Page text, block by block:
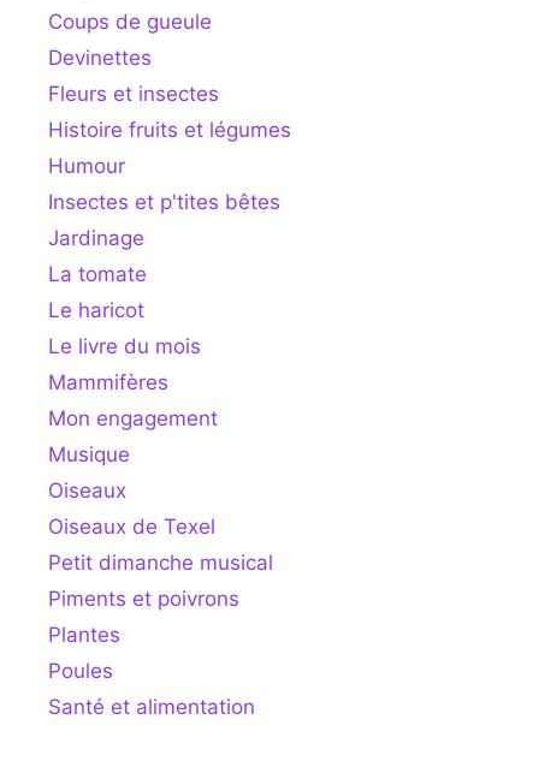
Coups de gueule
Devinettes
Fleurs et insectes
Histoire fruits et légumes
Humour
Insectes et p'tites bêtes
Jardinage
La tomate
Le haricot
Le livre du mois
Mammifères
Mon engagement
Musique
Oiseaux
Oiseaux de Texel
Petit dimanche musical
Piments et poivrons
Plantes
Poules
Santé et alimentation